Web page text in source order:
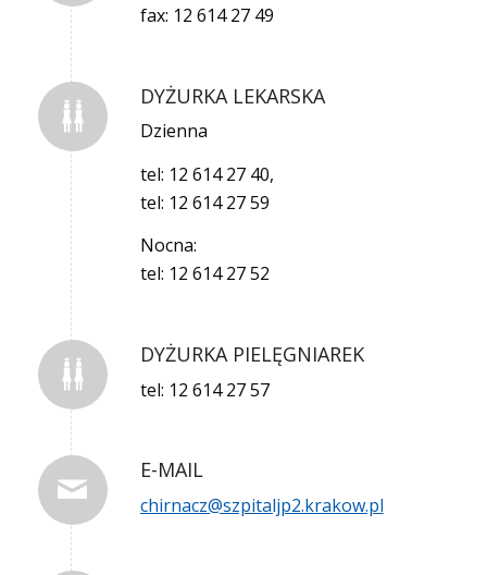
fax: 12 614 27 49
DYŻURKA LEKARSKA
Dzienna
tel: 12 614 27 40,
tel: 12 614 27 59
Nocna:
tel: 12 614 27 52
DYŻURKA PIELĘGNIAREK
tel: 12 614 27 57
E-MAIL
chirnacz@szpitaljp2.krakow.pl